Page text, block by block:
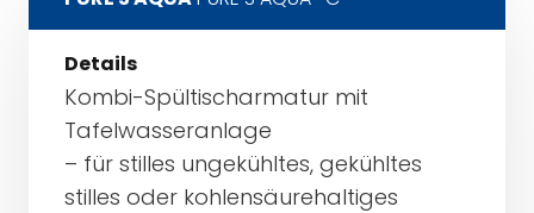
Details
Kombi-Spültischarmatur mit
Tafelwasseranlage
– für stilles ungekühltes, gekühltes
stilles oder kohlensäurehaltiges